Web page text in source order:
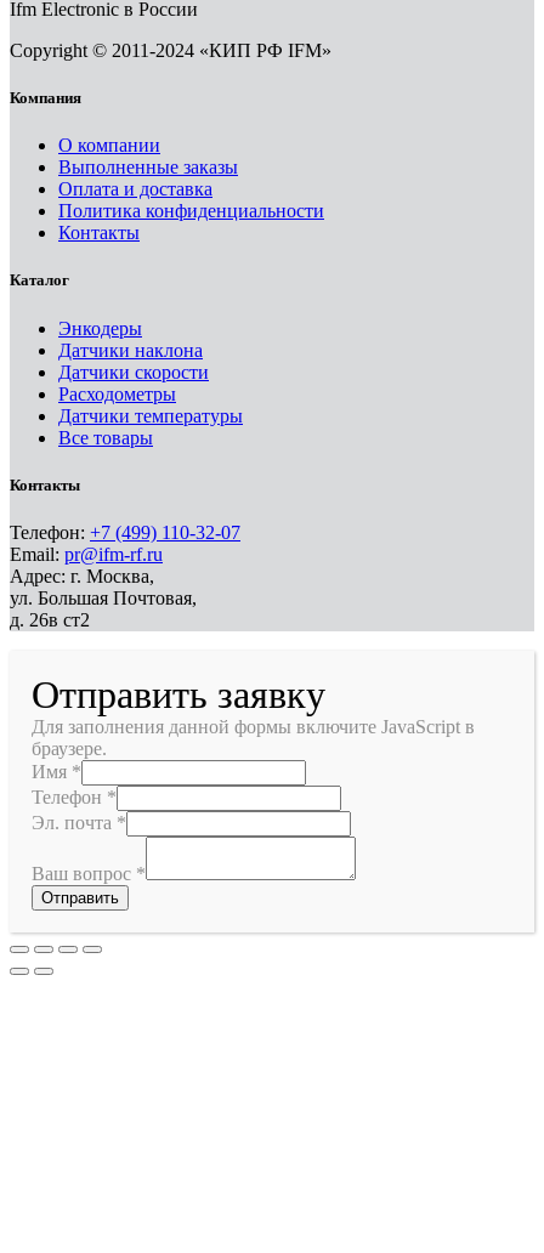
Ifm Electronic в России
Copyright © 2011-2024 «КИП РФ IFM»
Компания
О компании
Выполненные заказы
Оплата и доставка
Политика конфиденциальности
Контакты
Каталог
Энкодеры
Датчики наклона
Датчики скорости
Расходометры
Датчики температуры
Все товары
Контакты
Телефон: +7 (499) 110-32-07
Email: pr@ifm-rf.ru
Адрес: г. Москва,
ул. Большая Почтовая,
д. 26в ст2
Отправить заявку
Для заполнения данной формы включите JavaScript в
браузере.
Имя *
Телефон *
Эл. почта *
Ваш вопрос *
Отправить